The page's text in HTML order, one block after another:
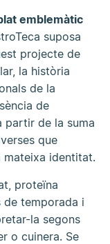
emblemàtic
suposa
projecte de
la història
de la
de
partir de la suma
que
mateixa identitat.
proteïna
de temporada i
la segons
o cuinera. Se